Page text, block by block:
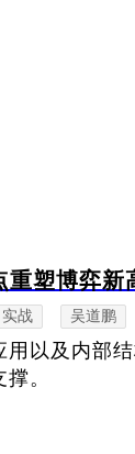
重塑博弈新
实战 吴道鹏
以及内部
。